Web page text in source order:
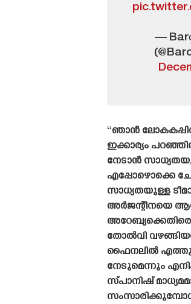
—
“ഞാൻ
ഇക്കാര്യം
നേടാൻ
എപ്പോഴൊക്കെ
സാധ്യതയുള്ള
അർജന്റീനയെ
തോൽവി
ഫൈനലിൽ
നേടുമെന്നും
സ്‌പാനിഷ്‌